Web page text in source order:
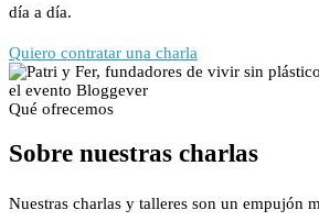
día a día.
Quiero contratar una charla
Qué ofrecemos
Sobre nuestras charlas
Nuestras charlas y talleres son un empujón